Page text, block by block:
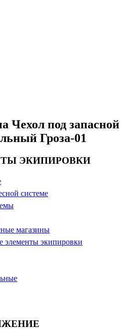
Чехол под запасной
Гроза-01
ЭКИПИРОВКИ
системе
магазины
элементы экипировки